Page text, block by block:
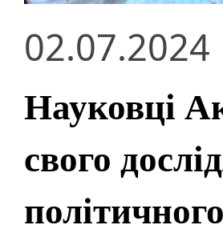
02.07.2024
Науковці
свого